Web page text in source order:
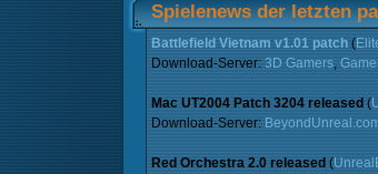
Spielenews der letzten
Battlefield Vietnam v1.01 patch (
Download-Server: 3D Gamers,
Mac UT2004 Patch 3204 released (
Download-Server:
Red Orchestra 2.0 released (